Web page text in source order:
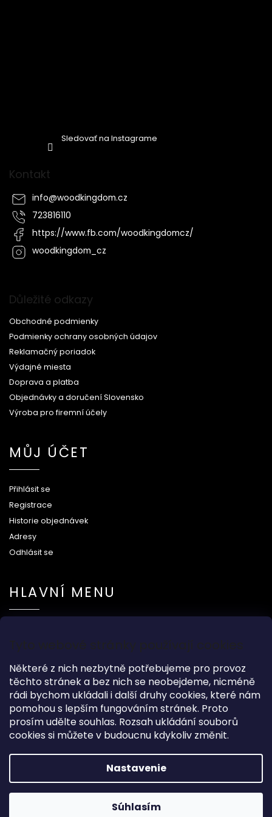
Tyto webové stránky používají cookies
Některé z nich nezbytně potřebujeme pro provoz
těchto stránek a bez nich se neobejdeme, nicméně
rádi bychom ukládali i další druhy cookies, které nám
pomohou s lepším fungováním stránek. Proto
prosím udělte souhlas. Rozsah ukládání souborů
cookies si můžete v budoucnu kdykoliv změnit.
Nastavenie
Súhlasím
Garance dodání do Vánoc na objednávky do 17.12
Sledovať na Instagrame
Kontakt
info@woodkingdom.cz
723816110
https://www.fb.com/woodkingdomcz/
woodkingdom_cz
Důležité odkazy
Obchodné podmienky
Podmienky ochrany osobných údajov
Reklamačný poriadok
Výdajné miesta
Doprava a platba
Objednávky a doručení Slovensko
Výroba pro firemní účely
MŮJ ÚČET
Přihlásit se
Registrace
Historie objednávek
Adresy
Odhlásit se
HLAVNÍ MENU
Dárkové předměty
O nás
Vytvoril Shoptet
Copyright 2026Wood Kingdom. Všetky práva vyhradené.
Grafický návrh vytvořil a nakódovalShoptak.cz